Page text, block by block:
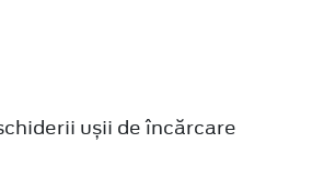
ușii de încărcare